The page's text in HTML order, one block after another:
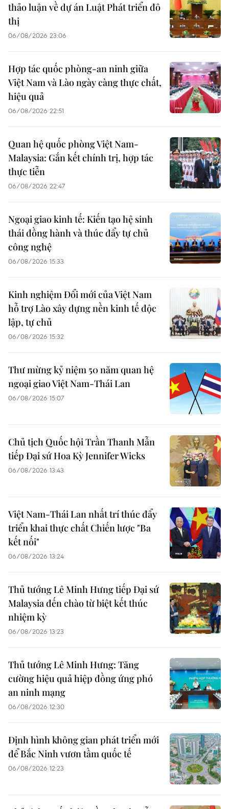
thảo luận về dự án Luật Phát triển đô
thị
06/08/2026 23:06
Hợp tác quốc phòng-an ninh giữa
Việt Nam và Lào ngày càng thực chất,
hiệu quả
06/08/2026 22:51
Quan hệ quốc phòng Việt Nam-
Malaysia: Gắn kết chính trị, hợp tác
thực tiễn
06/08/2026 22:47
Ngoại giao kinh tế: Kiến tạo hệ sinh
thái đồng hành và thúc đẩy tự chủ
công nghệ
06/08/2026 15:33
Kinh nghiệm Đổi mới của Việt Nam
hỗ trợ Lào xây dựng nền kinh tế độc
lập, tự chủ
06/08/2026 15:32
Thư mừng kỷ niệm 50 năm quan hệ
ngoại giao Việt Nam-Thái Lan
06/08/2026 15:07
Chủ tịch Quốc hội Trần Thanh Mẫn
tiếp Đại sứ Hoa Kỳ Jennifer Wicks
06/08/2026 13:43
Việt Nam-Thái Lan nhất trí thúc đẩy
triển khai thực chất Chiến lược "Ba
kết nối"
06/08/2026 13:24
Thủ tướng Lê Minh Hưng tiếp Đại sứ
Malaysia đến chào từ biệt kết thúc
nhiệm kỳ
06/08/2026 13:23
Thủ tướng Lê Minh Hưng: Tăng
cường hiệu quả hiệp đồng ứng phó
an ninh mạng
06/08/2026 12:30
Định hình không gian phát triển mới
để Bắc Ninh vươn tầm quốc tế
06/08/2026 12:23